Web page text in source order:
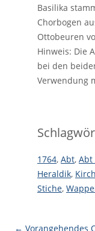
Basilika
Chorbogen
Ottobeuren
Hinweis: Die
bei den
Verwendung
1764, Abt, Abt
Heraldik,
Stiche,
← Vorangehendes